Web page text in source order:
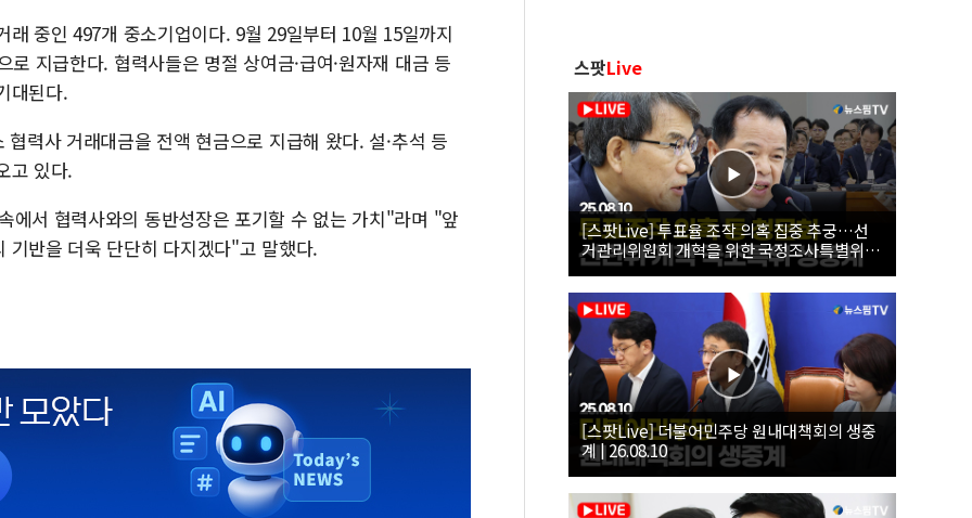
중인 497개 중소기업이다. 9월 29일부터 10월 15일까지
지급한다. 협력사들은 명절 상여금·급여·원자재 대금 등
대된다.
력사 거래대금을 전액 현금으로 지급해 왔다. 설·추석 등
고 있다.
에서 협력사와의 동반성장은 포기할 수 없는 가치"라며 "앞
기반을 더욱 단단히 다지겠다"고 말했다.
스팟Live
[스팟Live] 투표율 조작 의혹 집중 추궁…선
거관리위원회 개혁을 위한 국정조사특별위원
회 | 26.08.10
[스팟Live] 더불어민주당 원내대책회의 생중
계 | 26.08.10